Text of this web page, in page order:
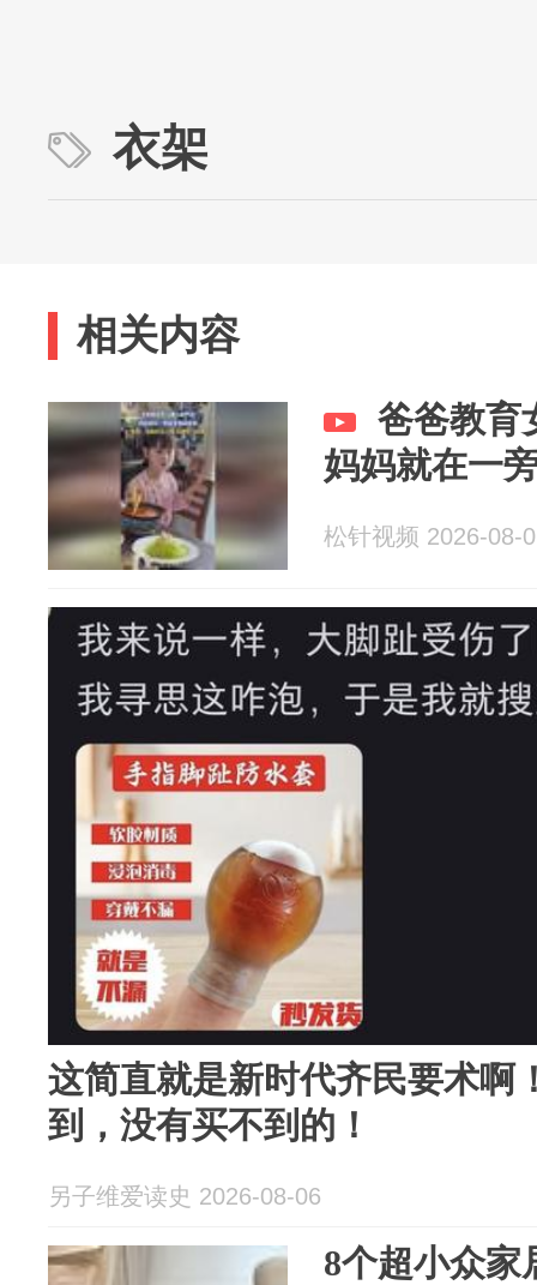
衣架
相关内容
爸爸教育
妈妈就在一
松针视频 2026-08-
这简直就是新时代齐民要术啊
到，没有买不到的！
另子维爱读史 2026-08-06
8个超小众家